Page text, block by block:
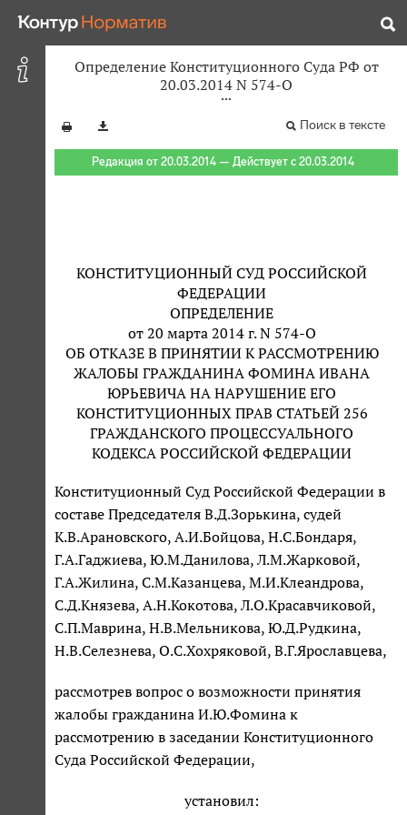
Определение Конституционного Суда РФ от
20.03.2014 N 574-О
Поиск в тексте
Редакция от 20.03.2014 — Действует с 20.03.2014
КОНСТИТУЦИОННЫЙ СУД РОССИЙСКОЙ
ФЕДЕРАЦИИ
ОПРЕДЕЛЕНИЕ
от 20 марта 2014 г. N 574-О
ОБ ОТКАЗЕ В ПРИНЯТИИ К РАССМОТРЕНИЮ
ЖАЛОБЫ ГРАЖДАНИНА ФОМИНА ИВАНА
ЮРЬЕВИЧА НА НАРУШЕНИЕ ЕГО
КОНСТИТУЦИОННЫХ ПРАВ СТАТЬЕЙ 256
ГРАЖДАНСКОГО ПРОЦЕССУАЛЬНОГО
КОДЕКСА РОССИЙСКОЙ ФЕДЕРАЦИИ
Конституционный Суд Российской Федерации в
составе Председателя В.Д.Зорькина, судей
К.В.Арановского, А.И.Бойцова, Н.С.Бондаря,
Г.А.Гаджиева, Ю.М.Данилова, Л.М.Жарковой,
Г.А.Жилина, С.М.Казанцева, М.И.Клеандрова,
С.Д.Князева, А.Н.Кокотова, Л.О.Красавчиковой,
С.П.Маврина, Н.В.Мельникова, Ю.Д.Рудкина,
Н.В.Селезнева, О.С.Хохряковой, В.Г.Ярославцева,
рассмотрев вопрос о возможности принятия
жалобы гражданина И.Ю.Фомина к
рассмотрению в заседании Конституционного
Суда Российской Федерации,
установил: